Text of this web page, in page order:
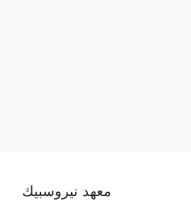
معهد نيروسبيك